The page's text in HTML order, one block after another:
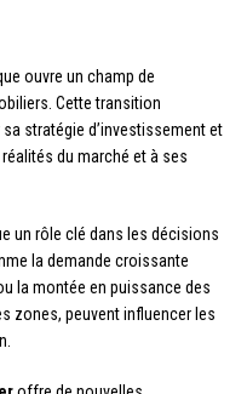
ouvre un champ de
Cette transition
stratégie d’investissement et
du marché et à ses
un rôle clé dans les décisions
la demande croissante
la montée en puissance des
zones, peuvent influencer les